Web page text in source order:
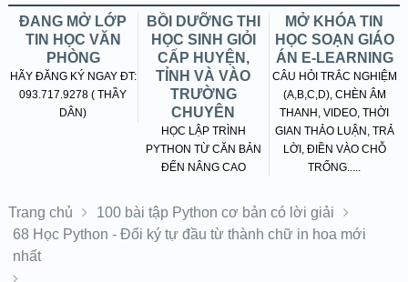
ĐANG MỞ LỚP
TIN HỌC VĂN
PHÒNG
HÃY ĐĂNG KÝ NGAY ĐT:
093.717.9278 ( THẦY
DÂN)
BỒI DƯỠNG THI
HỌC SINH GIỎI
CẤP HUYỆN,
TỈNH VÀ VÀO
TRƯỜNG
CHUYÊN
HỌC LẬP TRÌNH
PYTHON TỪ CĂN BẢN
ĐẾN NÂNG CAO
MỞ KHÓA TIN
HỌC SOẠN GIÁO
ÁN E-LEARNING
CÂU HỎI TRẮC NGHIỆM
(A,B,C,D), CHÈN ÂM
THANH, VIDEO, THỜI
GIAN THẢO LUẬN, TRẢ
LỜI, ĐIỀN VÀO CHỖ
TRỐNG.....
Trang chủ
100 bài tập Python cơ bản có lời giải
68 Học Python - Đổi ký tự đầu từ thành chữ in hoa mới
nhất